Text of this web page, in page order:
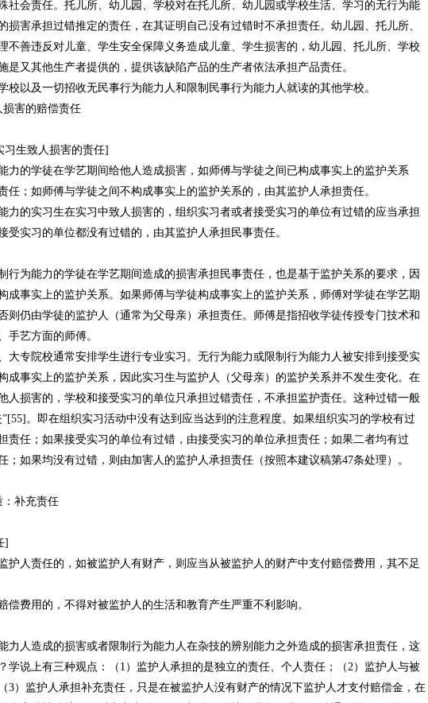
社会责任。托儿所、幼儿园、学校对在托儿所、幼儿园或学校生活、学习的无行为能
损害承担过错推定的责任，在其证明自己没有过错时不承担责任。幼儿园、托儿所、
不善违反对儿童、学生安全保障义务造成儿童、学生损害的，幼儿园、托儿所、学校
是又其他生产者提供的，提供该缺陷产品的生产者依法承担产品责任。
校以及一切招收无民事行为能力人和限制民事行为能力人就读的其他学校。
害的赔偿责任
习生致人损害的责任]
力的学徒在学艺期间给他人造成损害，如师傅与学徒之间已构成事实上的监护关系
任；如师傅与学徒之间不构成事实上的监护关系的，由其监护人承担责任。
力的实习生在实习中致人损害的，组织实习者或者接受实习的单位有过错的应当承担
受实习的单位都没有过错的，由其监护人承担民事责任。
行为能力的学徒在学艺期间造成的损害承担民事责任，也是基于监护关系的要求，因
成事实上的监护关系。如果师傅与学徒构成事实上的监护关系，师傅对学徒在学艺期
则仍由学徒的监护人（通常为父母亲）承担责任。师傅是指招收学徒传授专门技术和
手艺方面的师傅。
大专院校通常安排学生进行专业实习。无行为能力或限制行为能力人被安排到接受实
成事实上的监护关系，因此实习生与监护人（父母亲）的监护关系并不发生变化。在
人损害的，学校和接受实习的单位只承担过错责任，不承担监护责任。这种过错一般
。即在组织实习活动中没有达到应当达到的注意程度。如果组织实习的学校有过
责任；如果接受实习的单位有过错，由接受实习的单位承担责任；如果二者均有过
；如果均没有过错，则由加害人的监护人承担责任（按照本建议稿第47条处理）。
：补充责任
]
护人责任的，如被监护人有财产，则应当从被监护人的财产中支付赔偿费用，其不足
偿费用的，不得对被监护人的生活和教育产生严重不利影响。
力人造成的损害或者限制行为能力人在杂技的辨别能力之外造成的损害承担责任，这
学说上有三种观点：（1）监护人承担的是独立的责任、个人责任；（2）监护人与被
3）监护人承担补充责任，只是在被监护人没有财产的情况下监护人才支付赔偿金，在